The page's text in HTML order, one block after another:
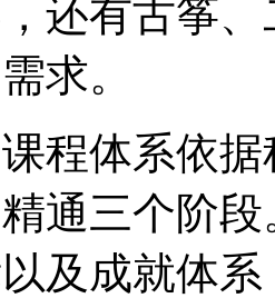
还有古筝
求。
程体系依
通三个阶
及成就体